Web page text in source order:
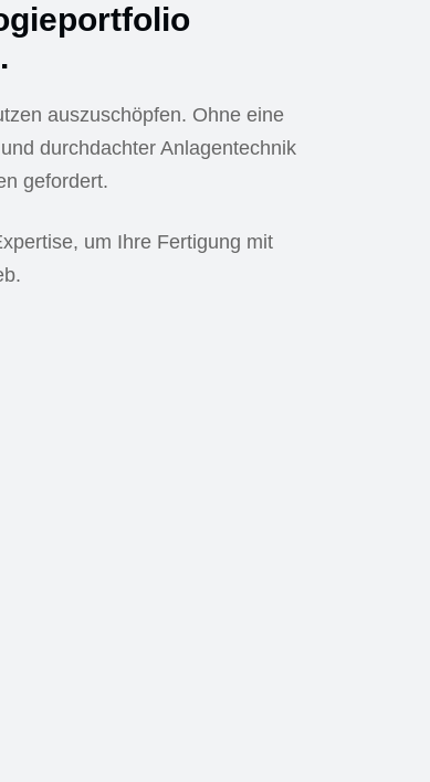
auszuschöpfen. Ohne eine
durchdachter Anlagentechnik
gefordert.
um Ihre Fertigung mit